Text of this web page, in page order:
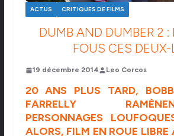
ACTUS CRITIQUES DE FILMS
DUMB AND DUMBER 2 :
FOUS CES DEUX-
19 décembre 2014 Leo Corcos
20 ANS PLUS TARD,
FARRELLY
PERSONNAGES
ALORS, FILM EN ROUE